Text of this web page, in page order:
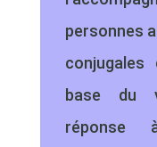
personnes
base du
réponse